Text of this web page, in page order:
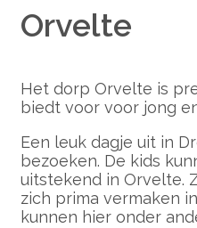
Orvelte
Het dorp Orvelte is
biedt voor voor jong
Een leuk dagje uit in
bezoeken. De kids
uitstekend in Orvelte.
zich prima vermaken
kunnen hier onder